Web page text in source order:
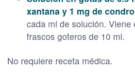
xantana y 1 mg de
cada ml de solución. Viene
frascos goteros de 10 ml.
No requiere receta médica.